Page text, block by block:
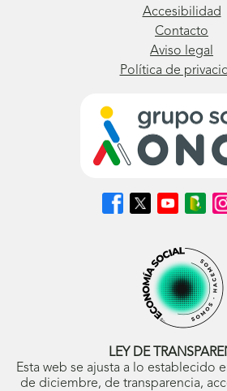
Accesibilidad
Contacto
Aviso legal
Política de
Síguenos
en
ventana
Síguenos
en
abrirá
en
ventana
nueva)
Síguenos
en
abrirá
en
ventana
nueva)
en
Blog
ONCE
(se
abrirá
en
ventana
en
en
LEY DE
Esta web se ajusta a lo establecido
de diciembre, de transparencia,